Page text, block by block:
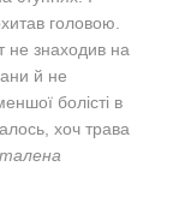
головою.
не знаходив на
й не
болісті в
хоч трава